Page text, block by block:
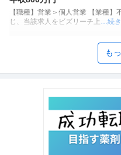
【職種】営業＞個人営業 【業種
じ、当該求人をビズリーチ上 …続
商品企画 ／ 「商品企画／マ
子どうぶつ」でお馴染みのお
ココーン」「アスパラガス」
日祝休み／転勤なし／勤務地
株式会社ギンビス
【職種】マーケティング＞商品企
性などに応じ、当該求人をビ…続き
も